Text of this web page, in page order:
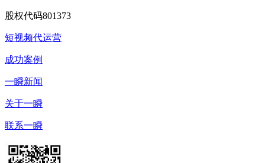
股权代码801373
短视频代运营
成功案例
一瞬新闻
关于一瞬
联系一瞬